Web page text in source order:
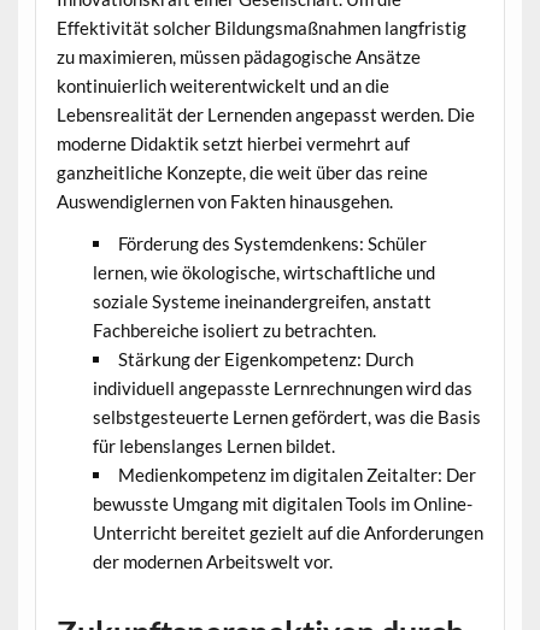
Effektivität solcher Bildungsmaßnahmen langfristig
zu maximieren, müssen pädagogische Ansätze
kontinuierlich weiterentwickelt und an die
Lebensrealität der Lernenden angepasst werden. Die
moderne Didaktik setzt hierbei vermehrt auf
ganzheitliche Konzepte, die weit über das reine
Auswendiglernen von Fakten hinausgehen.
Förderung des Systemdenkens: Schüler
lernen, wie ökologische, wirtschaftliche und
soziale Systeme ineinandergreifen, anstatt
Fachbereiche isoliert zu betrachten.
Stärkung der Eigenkompetenz: Durch
individuell angepasste Lernrechnungen wird das
selbstgesteuerte Lernen gefördert, was die Basis
für lebenslanges Lernen bildet.
Medienkompetenz im digitalen Zeitalter: Der
bewusste Umgang mit digitalen Tools im Online-
Unterricht bereitet gezielt auf die Anforderungen
der modernen Arbeitswelt vor.